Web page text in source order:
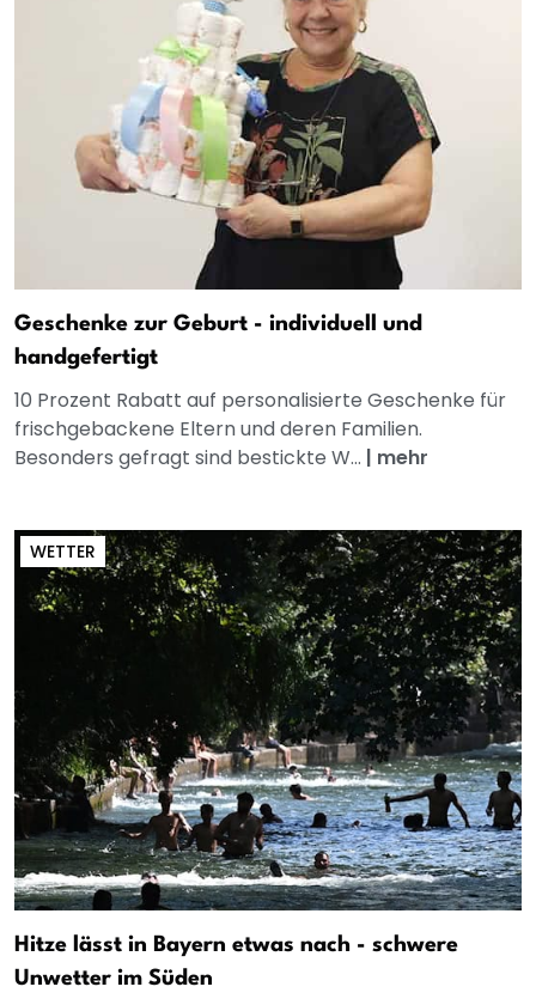
Geschenke zur Geburt - individuell und
handgefertigt
10 Prozent Rabatt auf personalisierte Geschenke für
frischgebackene Eltern und deren Familien.
Besonders gefragt sind bestickte W... | mehr
WETTER
Hitze lässt in Bayern etwas nach - schwere
Unwetter im Süden